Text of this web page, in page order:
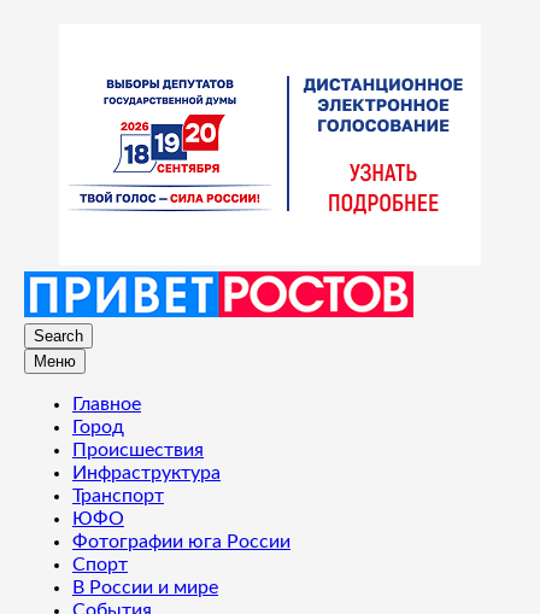
Search
Меню
Главное
Город
Происшествия
Инфраструктура
Транспорт
ЮФО
Фотографии юга России
Спорт
В России и мире